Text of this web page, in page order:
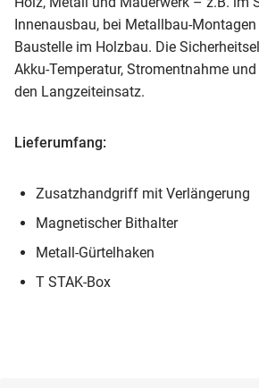
Innenausbau, bei Metallbau-
Baustelle im Holzbau. Die
Akku-Temperatur, Stromentnahme
den Langzeiteinsatz.
Lieferumfang:
Zusatzhandgriff mit Verlängerung
Magnetischer Bithalter
Metall-Gürtelhaken
T STAK-Box